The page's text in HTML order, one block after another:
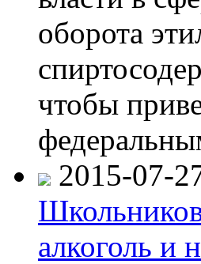
оборота
чтобы
2015-07-
Школьников
алкоголь и